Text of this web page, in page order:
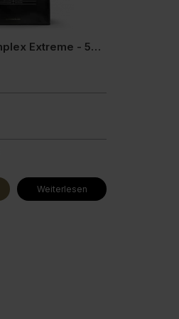
Diet Whey Complex Extreme - 500g
Weiterlesen